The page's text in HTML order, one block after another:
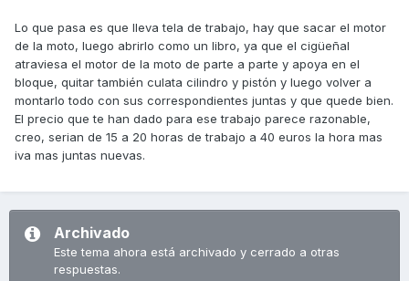
Lo que pasa es que lleva tela de trabajo, hay que sacar el motor
de la moto, luego abrirlo como un libro, ya que el cigüeñal
atraviesa el motor de la moto de parte a parte y apoya en el
bloque, quitar también culata cilindro y pistón y luego volver a
montarlo todo con sus correspondientes juntas y que quede bien.
El precio que te han dado para ese trabajo parece razonable,
creo, serian de 15 a 20 horas de trabajo a 40 euros la hora mas
iva mas juntas nuevas.
Archivado
Este tema ahora está archivado y cerrado a otras
respuestas.